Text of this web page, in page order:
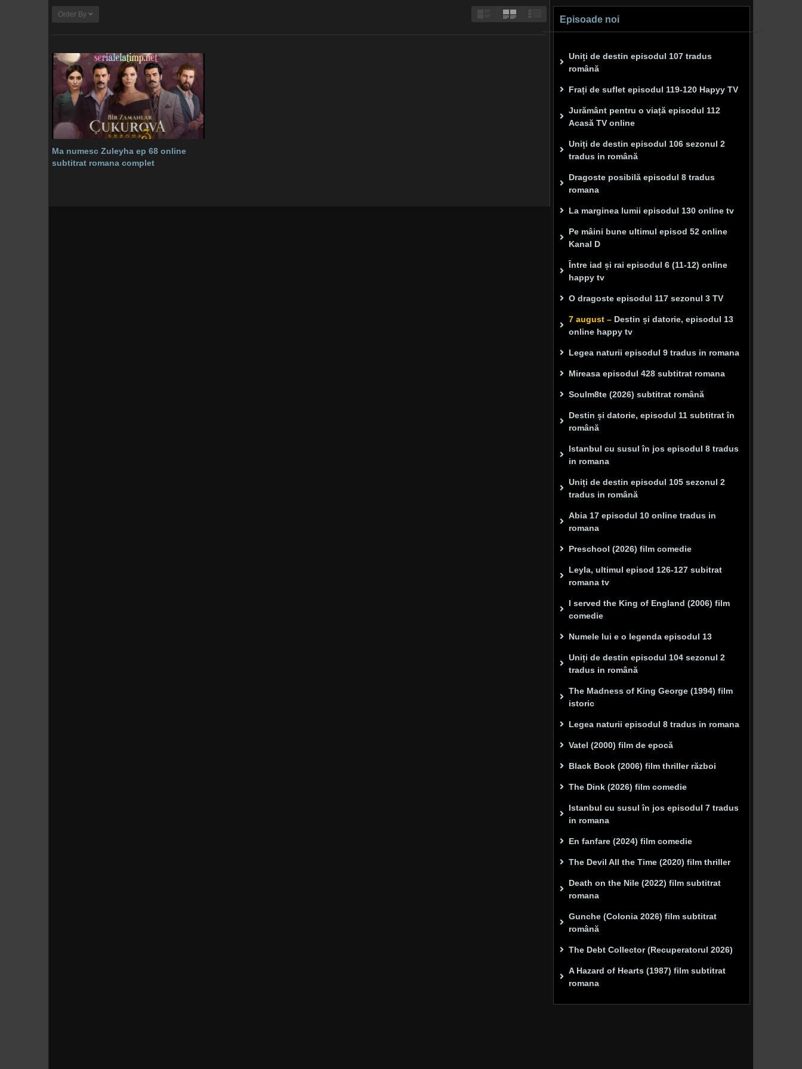
Order By
Ma numesc Zuleyha ep 68 online
subtitrat romana complet
Episoade noi
Uniți de destin episodul 107 tradus
română
Frați de suflet episodul 119-120 Hapyy TV
Jurământ pentru o viață episodul 112
Acasă TV online
Uniți de destin episodul 106 sezonul 2
tradus in română
Dragoste posibilă episodul 8 tradus
romana
La marginea lumii episodul 130 online tv
Pe mâini bune ultimul episod 52 online
Kanal D
Între iad și rai episodul 6 (11-12) online
happy tv
O dragoste episodul 117 sezonul 3 TV
7 august – Destin și datorie, episodul 13
online happy tv
Legea naturii episodul 9 tradus in romana
Mireasa episodul 428 subtitrat romana
Soulm8te (2026) subtitrat română
Destin și datorie, episodul 11 subtitrat în
română
Istanbul cu susul în jos episodul 8 tradus
in romana
Uniți de destin episodul 105 sezonul 2
tradus in română
Abia 17 episodul 10 online tradus in
romana
Preschool (2026) film comedie
Leyla, ultimul episod 126-127 subitrat
romana tv
I served the King of England (2006) film
comedie
Numele lui e o legenda episodul 13
Uniți de destin episodul 104 sezonul 2
tradus in română
The Madness of King George (1994) film
istoric
Legea naturii episodul 8 tradus in romana
Vatel (2000) film de epocă
Black Book (2006) film thriller război
The Dink (2026) film comedie
Istanbul cu susul în jos episodul 7 tradus
in romana
En fanfare (2024) film comedie
The Devil All the Time (2020) film thriller
Death on the Nile (2022) film subtitrat
romana
Gunche (Colonia 2026) film subtitrat
română
The Debt Collector (Recuperatorul 2026)
A Hazard of Hearts (1987) film subtitrat
romana